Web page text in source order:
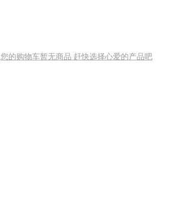
您的购物车暂无商品 赶快选择心爱的产品吧